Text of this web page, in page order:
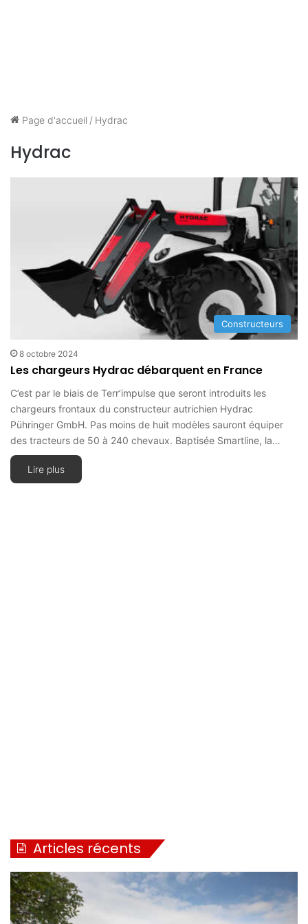
Page d'accueil / Hydrac
Hydrac
Constructeurs
8 octobre 2024
Les chargeurs Hydrac débarquent en France
C’est par le biais de Terr’impulse que seront introduits les
chargeurs frontaux du constructeur autrichien Hydrac
Pühringer GmbH. Pas moins de huit modèles sauront équiper
des tracteurs de 50 à 240 chevaux. Baptisée Smartline, la…
Lire plus
Articles récents